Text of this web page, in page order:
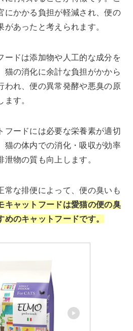
にかかる負担が軽減され、便の
あったと考えられます。
ードは添加物や人工的な成分を
猫の消化に余計な負担がかから
われ、便の異常発酵や悪臭の原
す。
フードには必要な栄養素が適切
猫の体内での消化・吸収が効率
物の質も向上します。
常な排便によって、便の臭いも
キャットフードは愛猫の便の臭
のキャットフードです。